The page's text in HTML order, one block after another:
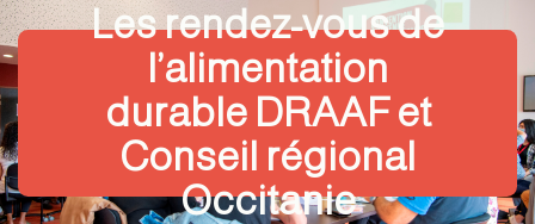
Les rendez-vous de
l’alimentation
durable DRAAF et
Conseil régional
Occitanie